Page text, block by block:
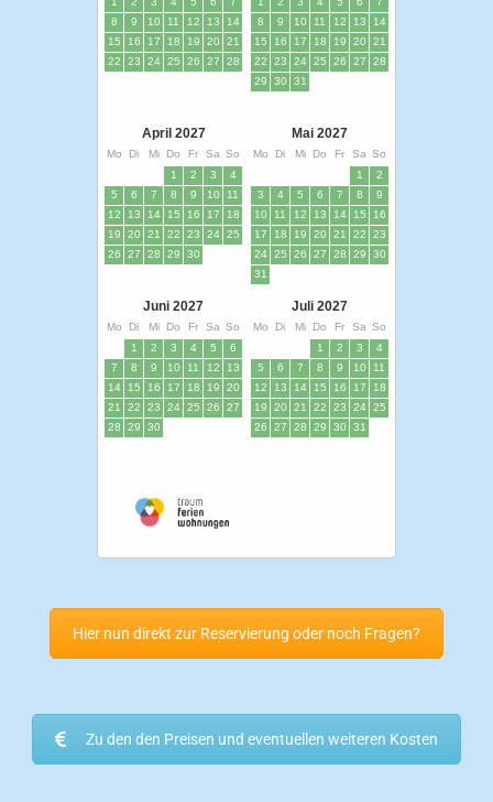
Hier nun direkt zur Reservierung oder noch Fragen?
Zu den den Preisen und eventuellen weiteren Kosten